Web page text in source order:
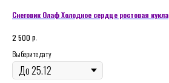
Снеговик Олаф Холодное сердце ростовая кукла
2 500 р.
Выберите дату